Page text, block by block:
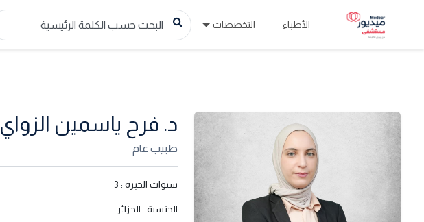
الأطباء التخصصات
د. فرح ياسمين الزواي
طبيب عام
سنوات الخبرة : 3
الجنسية : الجزائر